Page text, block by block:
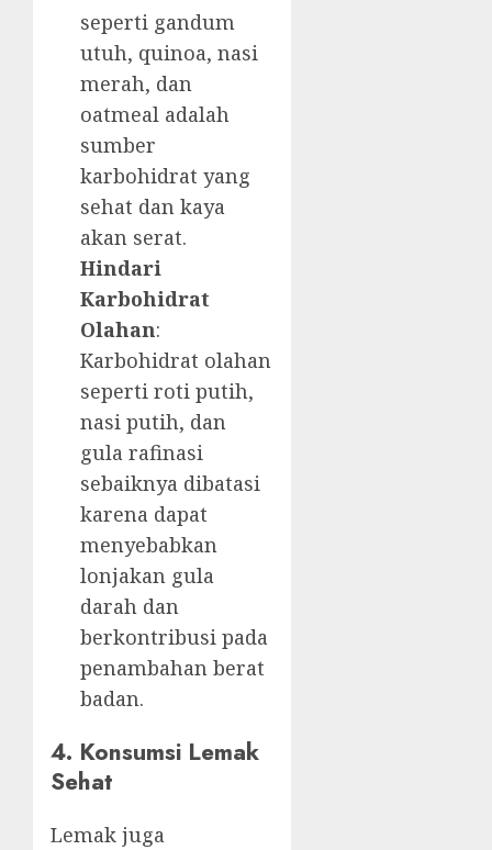
seperti gandum
utuh, quinoa, nasi
merah, dan
oatmeal adalah
sumber
karbohidrat yang
sehat dan kaya
akan serat.
Hindari
Karbohidrat
Olahan:
Karbohidrat olahan
seperti roti putih,
nasi putih, dan
gula rafinasi
sebaiknya dibatasi
karena dapat
menyebabkan
lonjakan gula
darah dan
berkontribusi pada
penambahan berat
badan.
4. Konsumsi Lemak
Sehat
Lemak juga